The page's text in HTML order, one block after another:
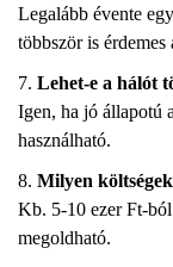
Legalább évente
többször is érdemes
Lehet-e a hálót
Igen, ha jó állapotú
használható.
Milyen
Kb. 5-10 ezer Ft-
megoldható.